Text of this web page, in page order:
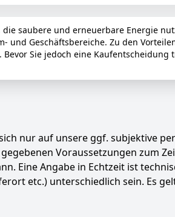
saubere und erneuerbare Energie
und Geschäftsbereiche. Zu den
Sie jedoch eine
nur auf unsere ggf. subjektive
Voraussetzungen zum
Eine Angabe in Echtzeit ist
etc.) unterschiedlich sein. Es